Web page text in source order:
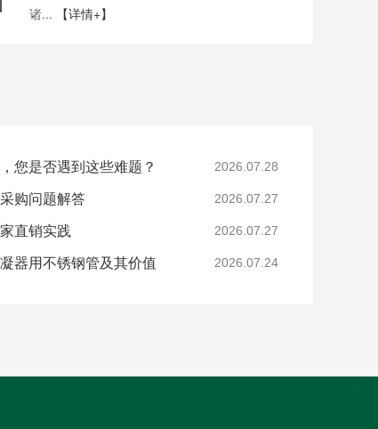
诸...
【详情+】
您是否遇到这些难题？ 2026.07.28
购问题解答 2026.07.27
直销实践 2026.07.27
器用不锈钢管及其价值 2026.07.24